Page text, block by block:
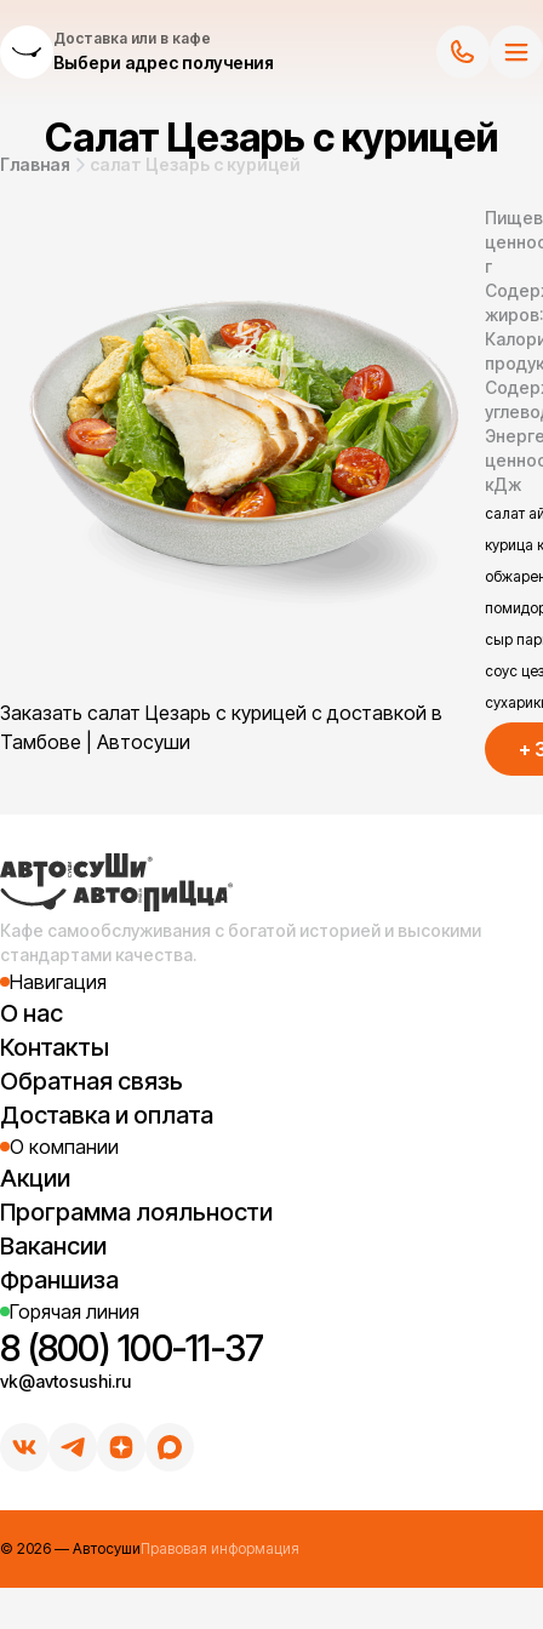
Доставка или в кафе
Выбери адрес получения
Салат Цезарь с курицей
Главная салат Цезарь с курицей
Заказать салат Цезарь с курицей с доставкой в
Тамбове | Автосуши
г
кДж
салат
курица
сыр
соус
+
Кафе самообслуживания с богатой историей и высокими
стандартами качества.
Навигация
О нас
Контакты
Обратная связь
Доставка и оплата
О компании
Акции
Программа лояльности
Вакансии
Франшиза
Горячая линия
8 (800) 100-11-37
vk@avtosushi.ru
© 2026 — АвтосушиПравовая информация